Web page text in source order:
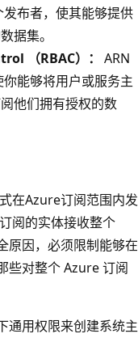
发布者，使其能够提供
据集。
（RBAC）：
ARN
能够将用户或服务主
他们拥有授权的数
在Azure订阅范围内发
阅的实体接收整个
原因，必须限制能够在
些对整个 Azure 订阅
通用权限来创建系统主